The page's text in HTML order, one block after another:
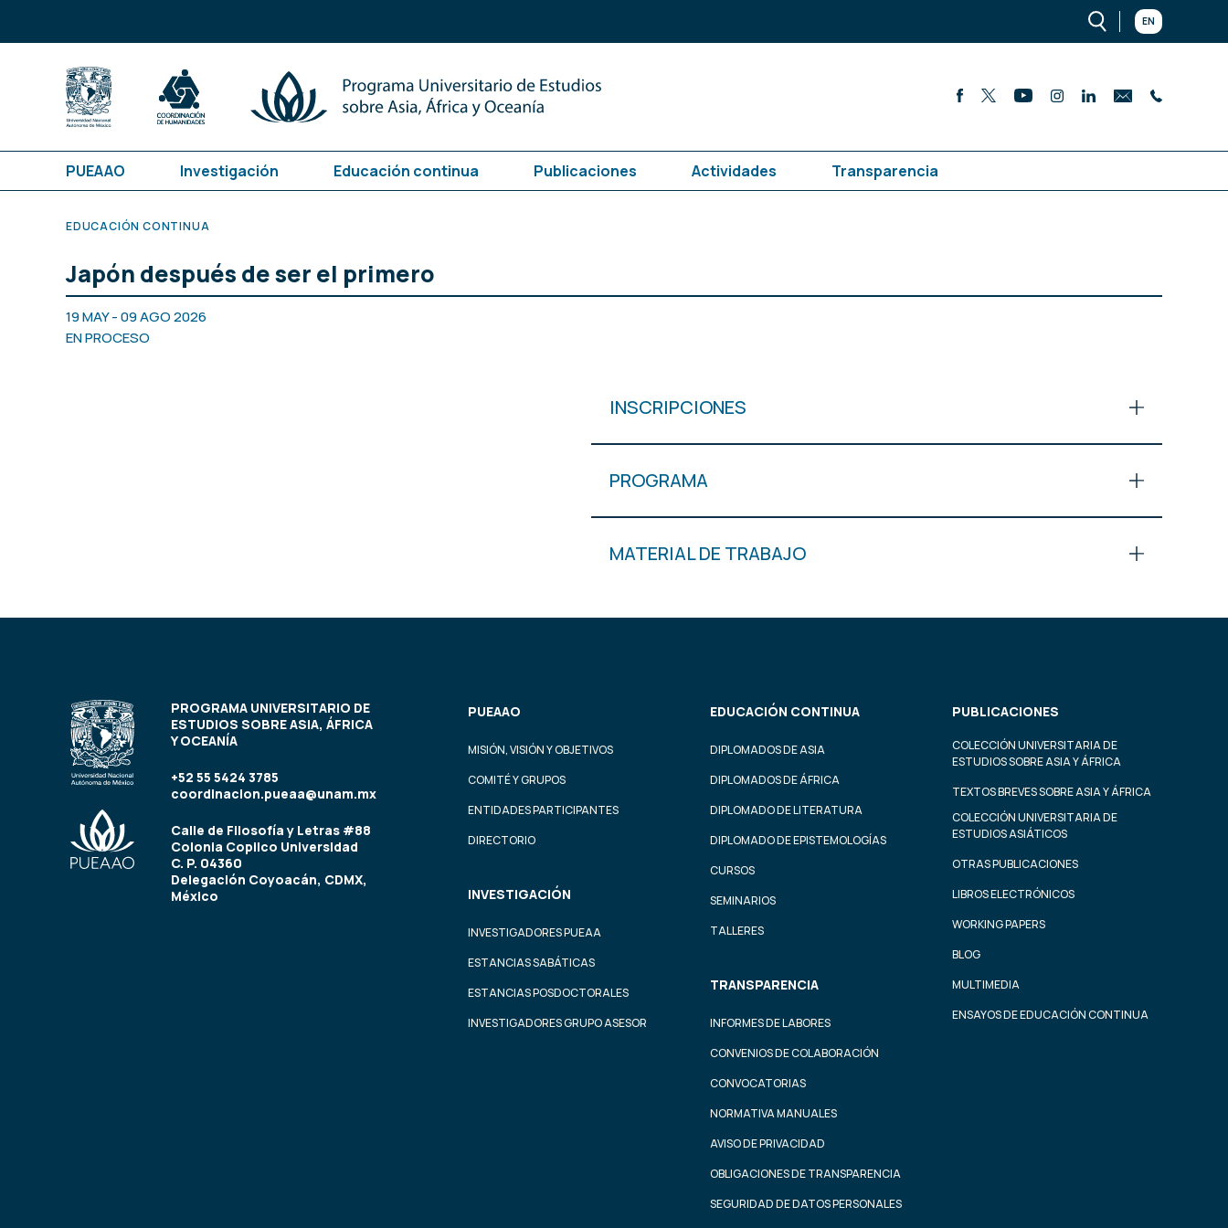
EN
PUEAAO Investigación Educación continua Publicaciones Actividades Transparencia
EDUCACIÓN CONTINUA
Japón después de ser el primero
19 MAY - 09 AGO 2026
EN PROCESO
INSCRIPCIONES
PROGRAMA
MATERIAL DE TRABAJO
PROGRAMA UNIVERSITARIO DE
ESTUDIOS SOBRE ASIA, ÁFRICA
Y OCEANÍA
+52 55 5424 3785
coordinacion.pueaa@unam.mx
Calle de Filosofía y Letras #88
Colonia Copilco Universidad
C. P. 04360
Delegación Coyoacán, CDMX,
México
PUEAAO
MISIÓN, VISIÓN Y OBJETIVOS
COMITÉ Y GRUPOS
ENTIDADES PARTICIPANTES
DIRECTORIO
INVESTIGACIÓN
INVESTIGADORES PUEAA
ESTANCIAS SABÁTICAS
ESTANCIAS POSDOCTORALES
INVESTIGADORES GRUPO ASESOR
EDUCACIÓN CONTINUA
DIPLOMADOS DE ASIA
DIPLOMADOS DE ÁFRICA
DIPLOMADO DE LITERATURA
DIPLOMADO DE EPISTEMOLOGÍAS
CURSOS
SEMINARIOS
TALLERES
TRANSPARENCIA
INFORMES DE LABORES
CONVENIOS DE COLABORACIÓN
CONVOCATORIAS
NORMATIVA MANUALES
AVISO DE PRIVACIDAD
OBLIGACIONES DE TRANSPARENCIA
SEGURIDAD DE DATOS PERSONALES
PUBLICACIONES
COLECCIÓN UNIVERSITARIA DE
ESTUDIOS SOBRE ASIA Y ÁFRICA
TEXTOS BREVES SOBRE ASIA Y ÁFRICA
COLECCIÓN UNIVERSITARIA DE
ESTUDIOS ASIÁTICOS
OTRAS PUBLICACIONES
LIBROS ELECTRÓNICOS
WORKING PAPERS
BLOG
MULTIMEDIA
ENSAYOS DE EDUCACIÓN CONTINUA